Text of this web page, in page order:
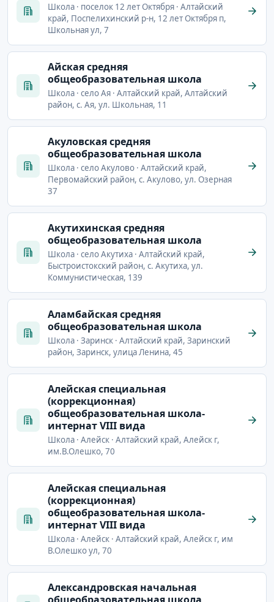
Школа · поселок 12 лет Октября · Алтайский
край, Поспелихинский р-н, 12 лет Октября п,
Школьная ул, 7
Айская средняя
общеобразовательная школа
Школа · село Ая · Алтайский край, Алтайский
район, с. Ая, ул. Школьная, 11
Акуловская средняя
общеобразовательная школа
Школа · село Акулово · Алтайский край,
Первомайский район, с. Акулово, ул. Озерная
37
Акутихинская средняя
общеобразовательная школа
Школа · село Акутиха · Алтайский край,
Быстроистокский район, с. Акутиха, ул.
Коммунистическая, 139
Аламбайская средняя
общеобразовательная школа
Школа · Заринск · Алтайский край, Заринский
район, Заринск, улица Ленина, 45
Алейская специальная
(коррекционная)
общеобразовательная школа-
интернат VIII вида
Школа · Алейск · Алтайский край, Алейск г,
им.В.Олешко, 70
Алейская специальная
(коррекционная)
общеобразовательная школа-
интернат VIII вида
Школа · Алейск · Алтайский край, Алейск г, им
В.Олешко ул, 70
Александровская начальная